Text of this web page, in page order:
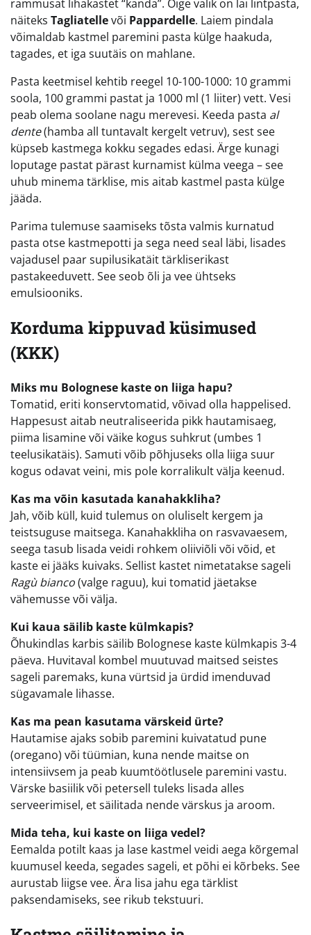
rammusat lihakastet “kanda”. Õige valik on lai lintpasta,
näiteks Tagliatellevõi Pappardelle. Laiem pindala
võimaldab kastmel paremini pasta külge haakuda,
tagades, et iga suutäis on mahlane.
Pasta keetmisel kehtib reegel 10-100-1000: 10 grammi
soola, 100 grammi pastat ja 1000 ml (1 liiter) vett. Vesi
peab olema soolane nagu merevesi. Keeda pasta al
dente(hamba all tuntavalt kergelt vetruv), sest see
küpseb kastmega kokku segades edasi. Ärge kunagi
loputage pastat pärast kurnamist külma veega – see
uhub minema tärklise, mis aitab kastmel pasta külge
jääda.
Parima tulemuse saamiseks tõsta valmis kurnatud
pasta otse kastmepotti ja sega need seal läbi, lisades
vajadusel paar supilusikatäit tärkliserikast
pastakeeduvett. See seob õli ja vee ühtseks
emulsiooniks.
Korduma kippuvad küsimused
(KKK)
Miks mu Bolognese kaste on liiga hapu?
Tomatid, eriti konservtomatid, võivad olla happelised.
Happesust aitab neutraliseerida pikk hautamisaeg,
piima lisamine või väike kogus suhkrut (umbes 1
teelusikatäis). Samuti võib põhjuseks olla liiga suur
kogus odavat veini, mis pole korralikult välja keenud.
Kas ma võin kasutada kanahakkliha?
Jah, võib küll, kuid tulemus on oluliselt kergem ja
teistsuguse maitsega. Kanahakkliha on rasvavaesem,
seega tasub lisada veidi rohkem oliiviõli või võid, et
kaste ei jääks kuivaks. Sellist kastet nimetatakse sageli
Ragù bianco(valge raguu), kui tomatid jäetakse
vähemusse või välja.
Kui kaua säilib kaste külmkapis?
Õhukindlas karbis säilib Bolognese kaste külmkapis 3-4
päeva. Huvitaval kombel muutuvad maitsed seistes
sageli paremaks, kuna vürtsid ja ürdid imenduvad
sügavamale lihasse.
Kas ma pean kasutama värskeid ürte?
Hautamise ajaks sobib paremini kuivatatud pune
(oregano) või tüümian, kuna nende maitse on
intensiivsem ja peab kuumtöötlusele paremini vastu.
Värske basiilik või petersell tuleks lisada alles
serveerimisel, et säilitada nende värskus ja aroom.
Mida teha, kui kaste on liiga vedel?
Eemalda potilt kaas ja lase kastmel veidi aega kõrgemal
kuumusel keeda, segades sageli, et põhi ei kõrbeks. See
aurustab liigse vee. Ära lisa jahu ega tärklist
paksendamiseks, see rikub tekstuuri.